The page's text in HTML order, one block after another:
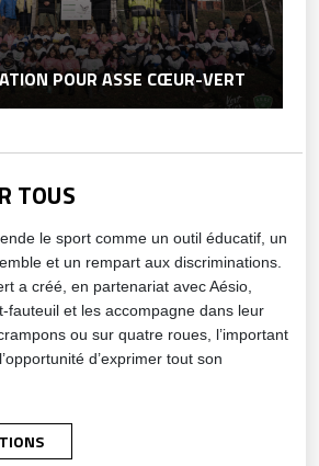
POUR ASSE CŒUR-VERT
TOUS
le sport comme un outil éducatif, un
et un rempart aux discriminations.
a créé, en partenariat avec Aésio,
fauteuil et les accompagne dans leur
ou sur quatre roues, l’important
d’exprimer tout son